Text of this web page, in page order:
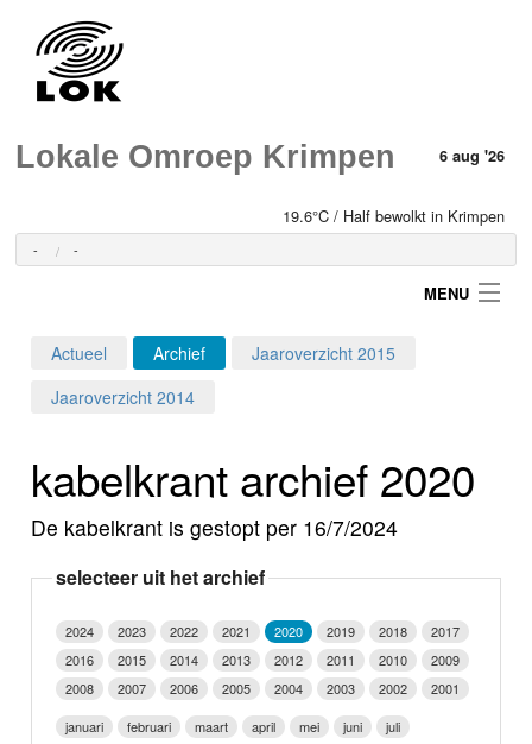
Lokale Omroep Krimpen 6 aug '26
19.6°C / Half bewolkt in Krimpen
- -
MENU
Programma's
Video
Webcam
Actueel Archief
Jaaroverzicht 2015
Jaaroverzicht 2014
kabelkrant archief 2020
De kabelkrant is gestopt per 16/7/2024
selecteer uit het archief
2024 2023 2022 2021 2020 2019 2018
2017
2016
2015 2014 2013 2012 2011 2010
2009
2008
2007 2006 2005 2004 2003 2002
2001
januari
februari maart april mei juni
juli